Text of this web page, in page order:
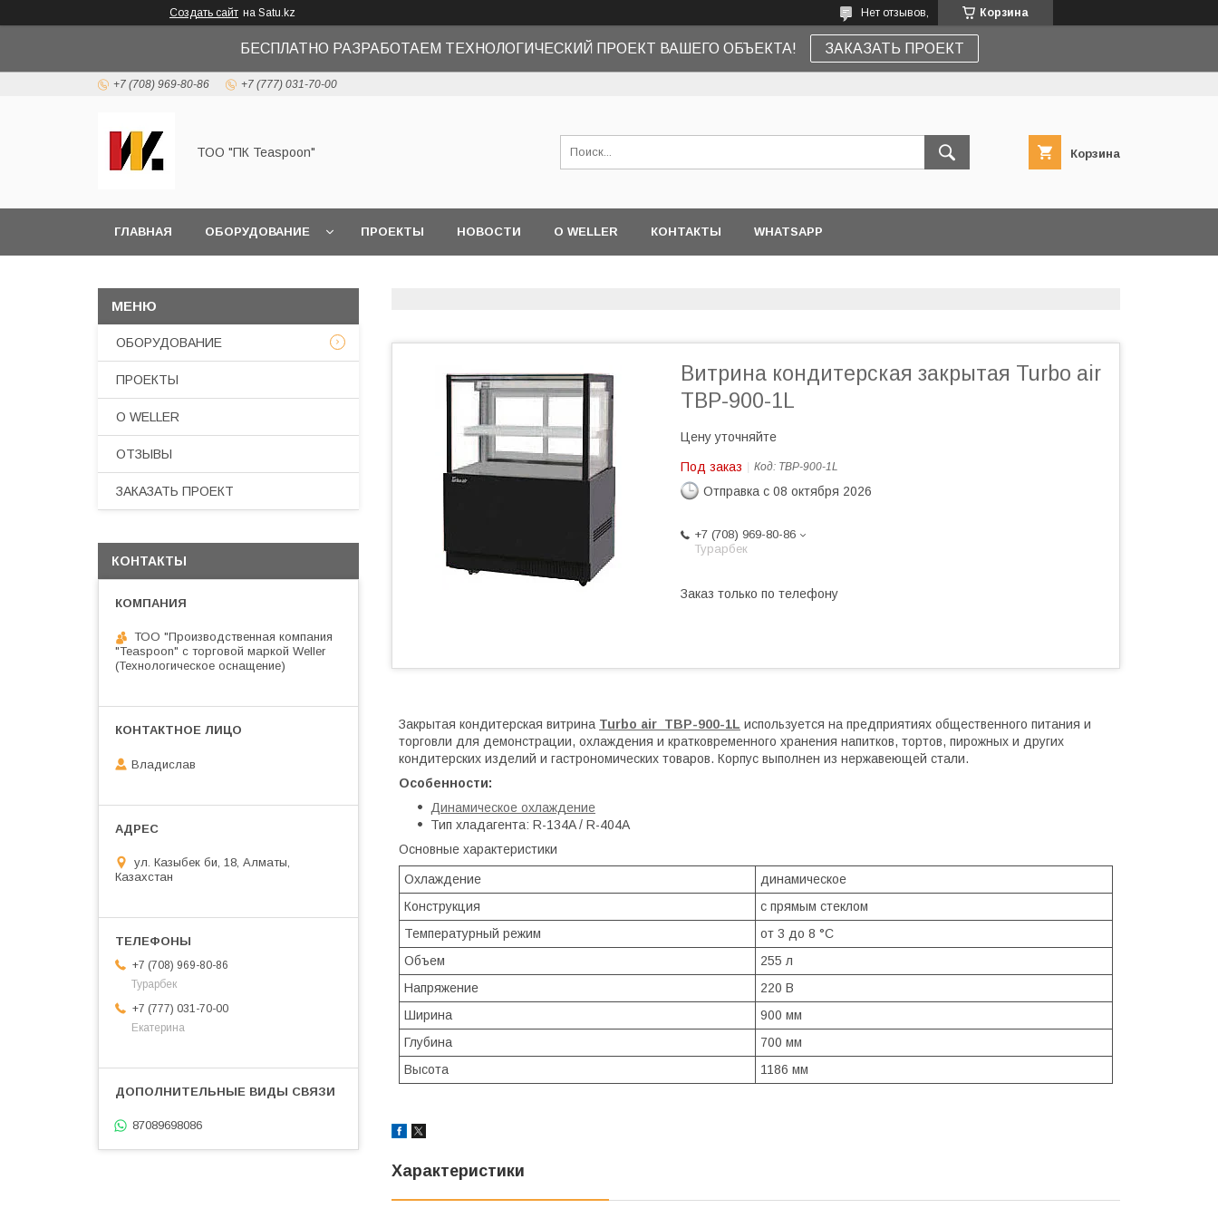
Создать сайт на Satu.kz Корзина
Нет отзывов,
БЕСПЛАТНО РАЗРАБОТАЕМ ТЕХНОЛОГИЧЕСКИЙ ПРОЕКТ ВАШЕГО ОБЪЕКТА! ЗАКАЗАТЬ ПРОЕКТ
+7 (708) 969-80-86 +7 (777) 031-70-00
ТОО "ПК Teaspoon" Корзина
ГЛАВНАЯ ОБОРУДОВАНИЕ ПРОЕКТЫ НОВОСТИ О WELLER КОНТАКТЫ WHATSAPP
Витрина кондитерская закрытая Turbo air
TBP-900-1L
Цену уточняйте
Под заказ Код: TBP-900-1L
Отправка с 08 октября 2026
+7 (708) 969-80-86
Турарбек
Заказ только по телефону
Закрытая кондитерская витрина Turbo air TBP-900-1L используется на предприятиях общественного питания и
торговли для демонстрации, охлаждения и кратковременного хранения напитков, тортов, пирожных и других
кондитерских изделий и гастрономических товаров. Корпус выполнен из нержавеющей стали.
Особенности:
Динамическое охлаждение
Тип хладагента: R-134A / R-404A
Основные характеристики
Охлаждение
динамическое
Конструкция
с прямым стеклом
Температурный режим
от 3 до 8 °С
Объем
255 л
Напряжение
220 В
Ширина
900 мм
Глубина
700 мм
Высота
1186 мм
Характеристики
ОБОРУДОВАНИЕ
ПРОЕКТЫ
О WELLER
ОТЗЫВЫ
ЗАКАЗАТЬ ПРОЕКТ
КОНТАКТЫ
ТОО "Производственная компания
"Teaspoon" с торговой маркой Weller
(Технологическое оснащение)
Владислав
ул. Казыбек би, 18, Алматы,
Казахстан
+7 (708) 969-80-86
Турарбек
+7 (777) 031-70-00
Екатерина
87089698086